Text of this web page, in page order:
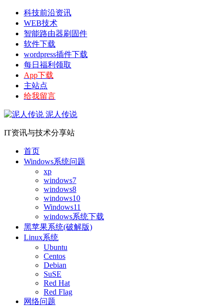
科技前沿资讯
WEB技术
智能路由器刷固件
软件下载
wordpress插件下载
每日福利领取
App下载
主站点
给我留言
泥人传说
IT资讯与技术分享站
首页
Windows系统问题
xp
windows7
windows8
windows10
Windows11
windows系统下载
黑苹果系统(破解版)
Linux系统
Ubuntu
Centos
Debian
SuSE
Red Hat
Red Flag
网络问题